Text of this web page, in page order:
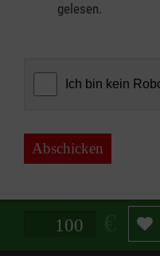
gelesen.
Abschicken
Spendenbetrag in Euro